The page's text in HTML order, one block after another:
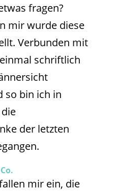
fragen?
mir wurde diese
Verbunden mit
schriftlich
so bin ich in
der letzten
mir ein, die